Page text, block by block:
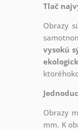
Tlač
Obrazy
vysokú
Obrazy
mm. K